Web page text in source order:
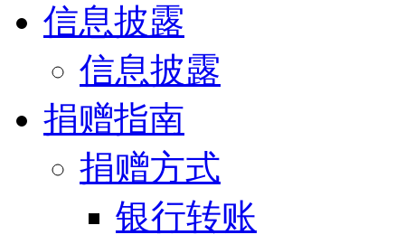
信息披露
信息披露
捐赠指南
捐赠方式
银行转账